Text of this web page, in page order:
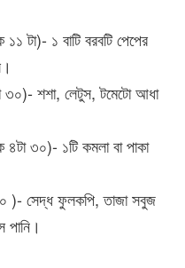
টা)- ১ বাটি বরবটি পেপের
৩০)- শশা, লেটুস, টমেটো আধা
৪টা ৩০)- ১টি কমলা বা পাকা
)- সেদ্ধ ফুলকপি, তাজা সবুজ
পানি।